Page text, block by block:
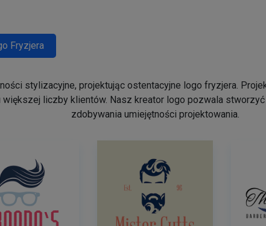
Fryzjera
stylizacyjne, projektując ostentacyjne logo fryzjera.
liczby klientów. Nasz kreator logo pozwala
zdobywania umiejętności projektowania.